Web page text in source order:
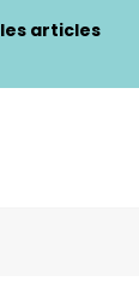
les articles